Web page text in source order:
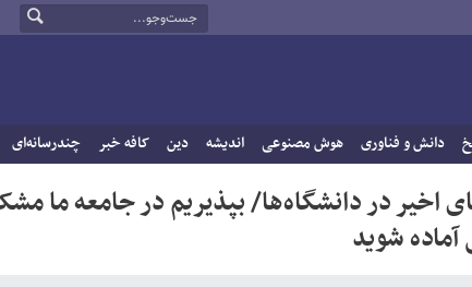
دانش و فناوری هوش مصنوعی اندیشه دین کافه خبر چندرسانه‌ای
اخیر در دانشگاه‌ها/ بپذیریم در جامعه ما
شوید